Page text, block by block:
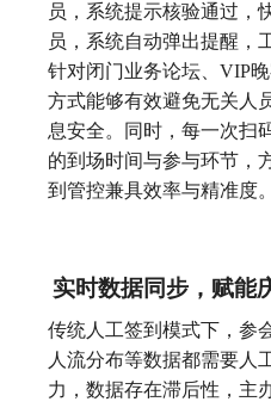
员，系统提示核验通过，
员，系统自动弹出提醒，
针对闭门业务论坛、VIP
方式能够有效避免无关人
息安全。同时，每一次扫
的到场时间与参与环节，
到管控兼具效率与精准度。
实时数据同步，赋能
传统人工签到模式下，参
人流分布等数据都需要人
力，数据存在滞后性，主